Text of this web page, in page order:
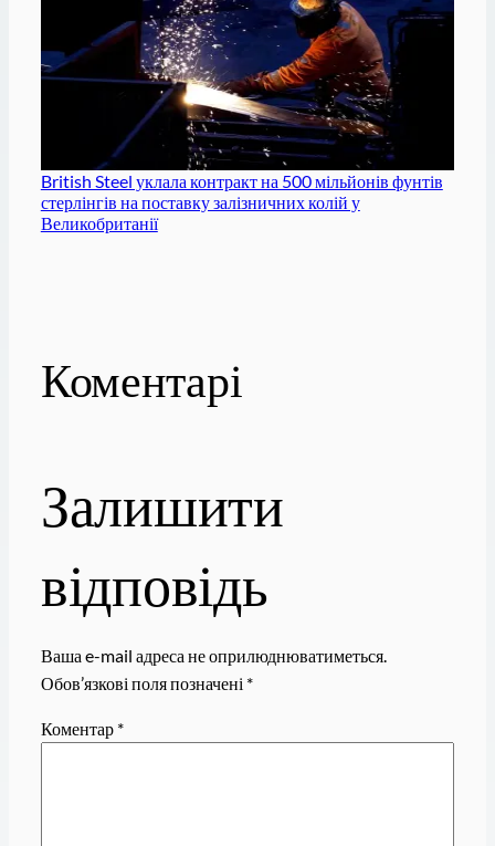
British Steel уклала контракт на 500 мільйонів фунтів
стерлінгів на поставку залізничних колій у
Великобританії
Коментарі
Залишити
відповідь
Ваша e-mail адреса не оприлюднюватиметься.
Обов’язкові поля позначені *
Коментар *